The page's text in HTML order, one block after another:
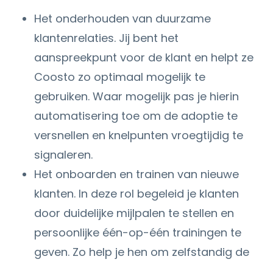
Het onderhouden van duurzame
klantenrelaties. Jij bent het
aanspreekpunt voor de klant en helpt ze
Coosto zo optimaal mogelijk te
gebruiken. Waar mogelijk pas je hierin
automatisering toe om de adoptie te
versnellen en knelpunten vroegtijdig te
signaleren.
Het onboarden en trainen van nieuwe
klanten. In deze rol begeleid je klanten
door duidelijke mijlpalen te stellen en
persoonlijke één-op-één trainingen te
geven. Zo help je hen om zelfstandig de